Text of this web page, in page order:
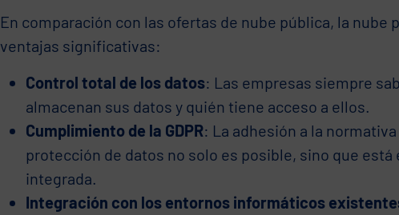
En comparación con las ofertas de nube pública, la nube
ventajas significativas:
Control total de los datos: Las empresas siempre
almacenan sus datos y quién tiene acceso a ellos.
Cumplimiento de la GDPR: La adhesión a la
protección de datos no solo es posible, sino que
integrada.
Integración con los entornos informáticos